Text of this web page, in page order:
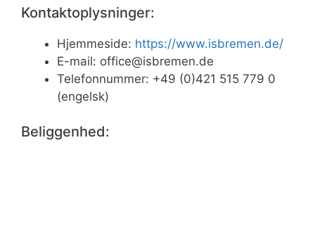
Kontaktoplysninger:
Hjemmeside: https://www.isbremen.de/
E-mail: office@isbremen.de
Telefonnummer: +49 (0)421 515 779 0
(engelsk)
Beliggenhed: